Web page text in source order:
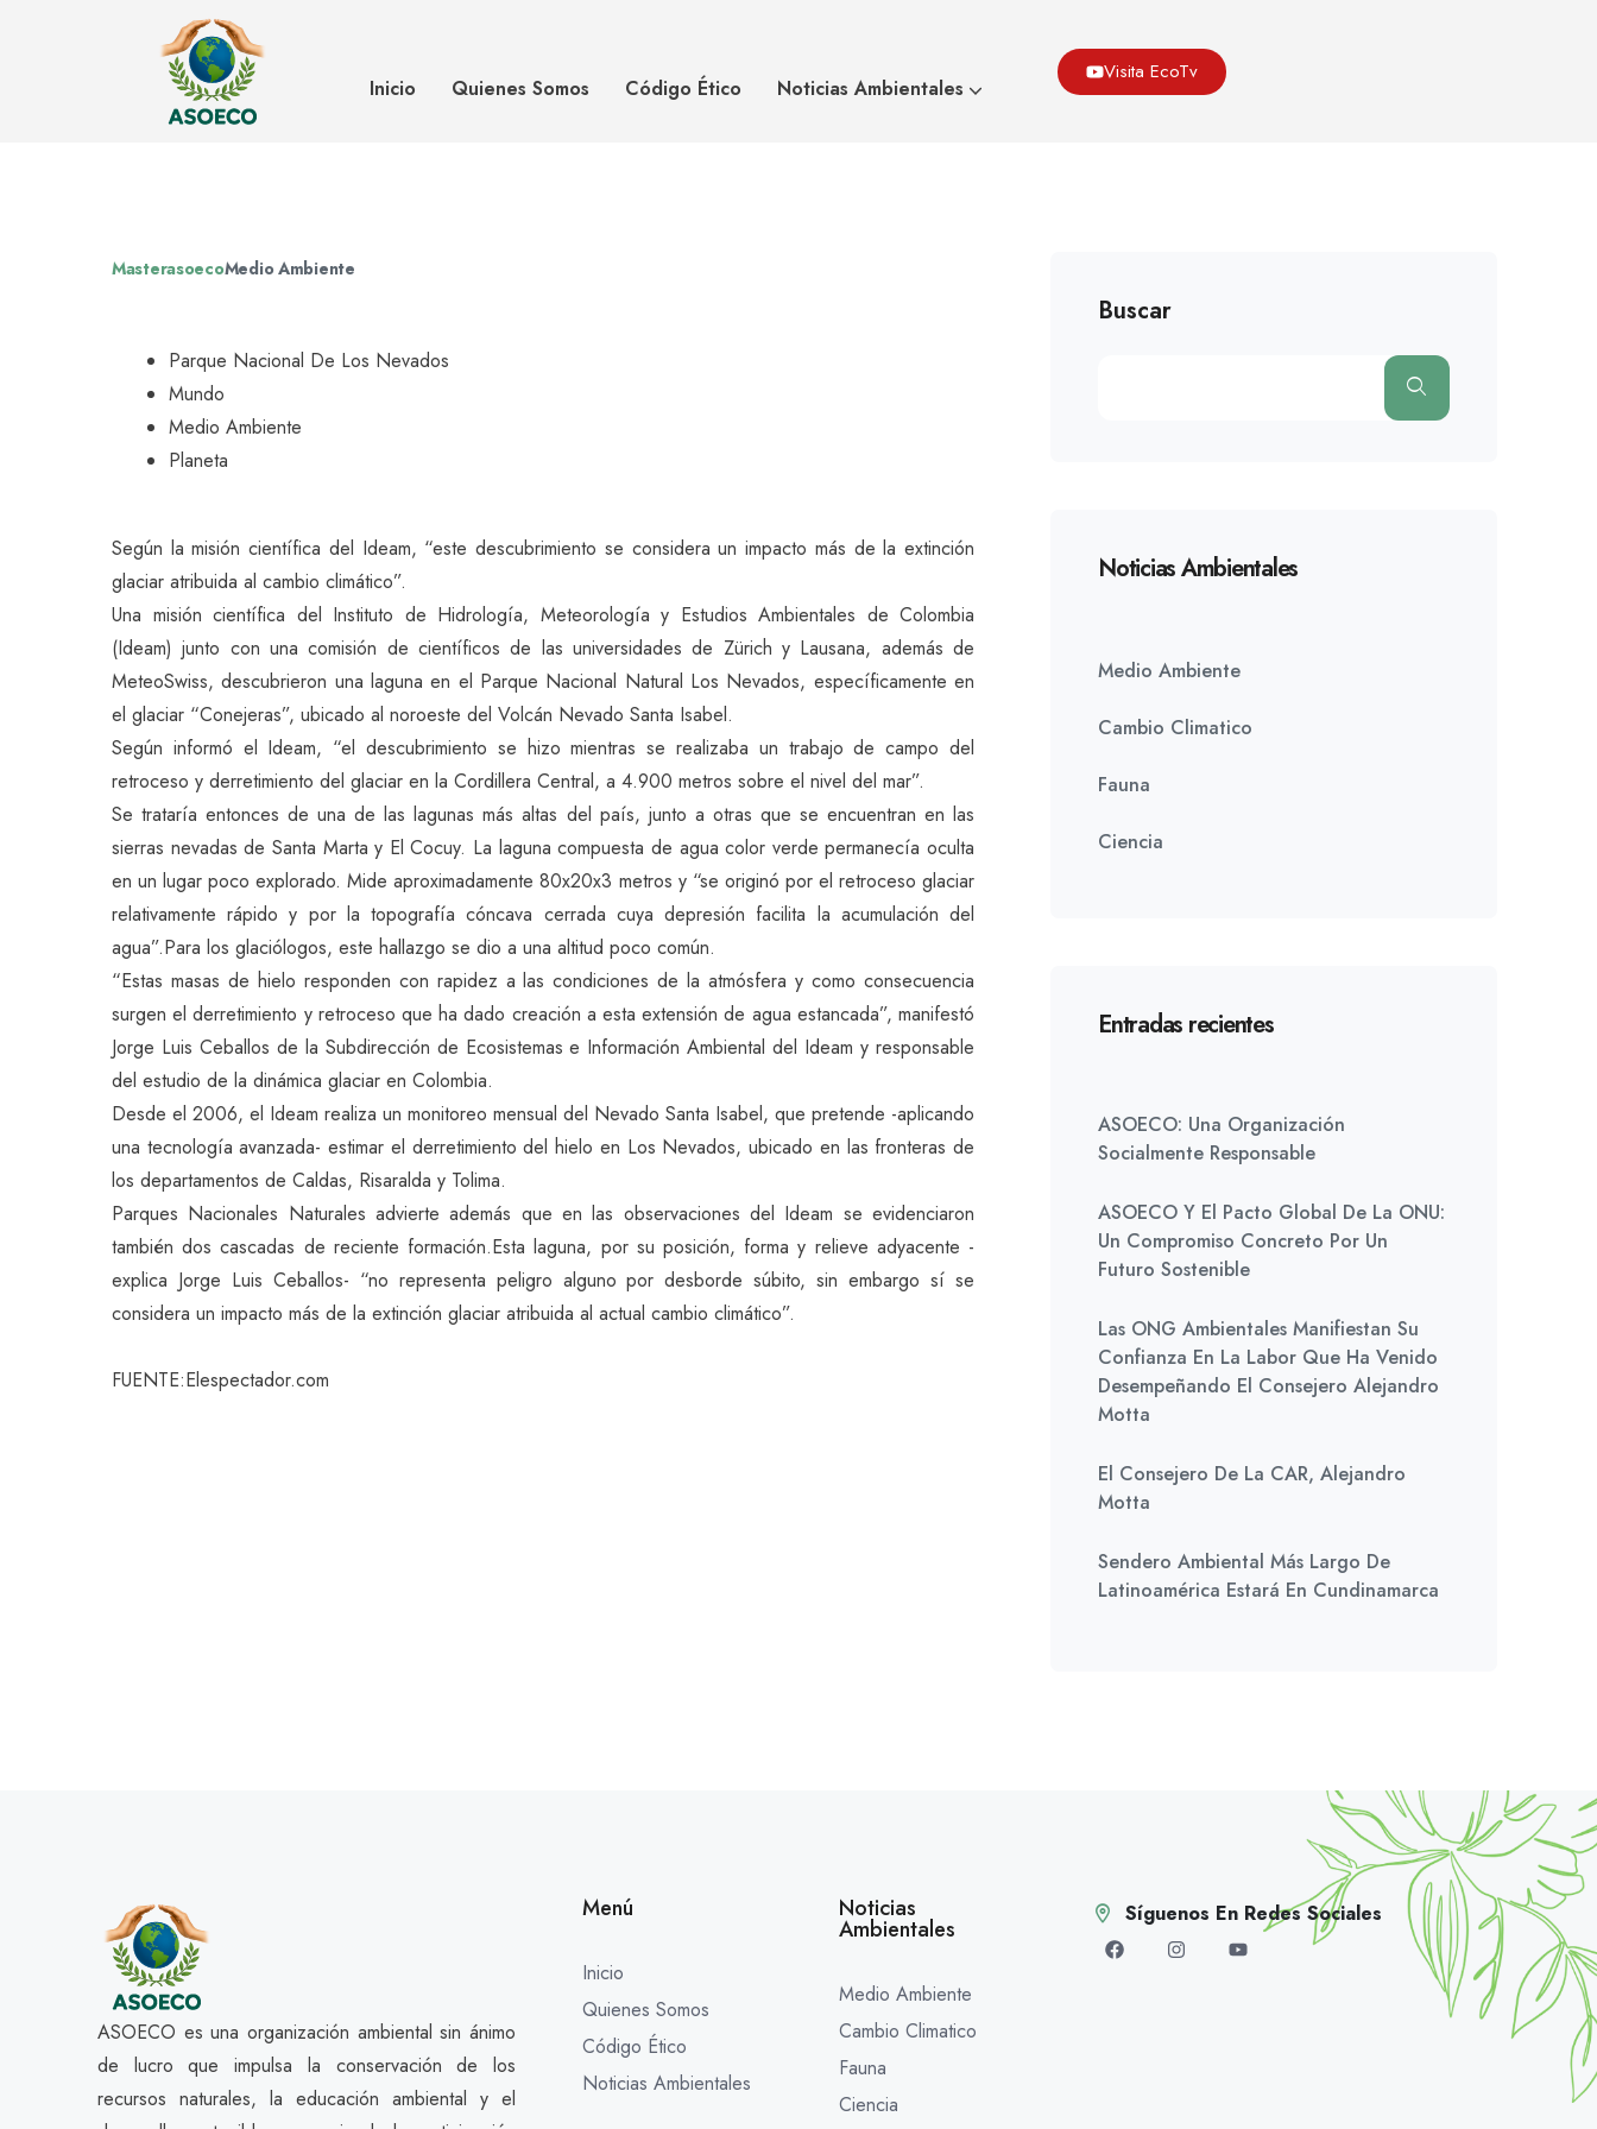
Inicio Quienes Somos Código Ético Noticias Ambientales
Visita EcoTv
Hallan laguna proglaciar en el Parque Nacional Los
Nevados
Hallan Laguna Proglaciar En El Parque Nacional Los Nevados
MasterasoecoMedio Ambiente
Parque Nacional De Los Nevados
Mundo
Medio Ambiente
Planeta
Según la misión científica del Ideam, “este descubrimiento se considera un impacto más de la extinción
glaciar atribuida al cambio climático”.
Una misión científica del Instituto de Hidrología, Meteorología y Estudios Ambientales de Colombia
(Ideam) junto con una comisión de científicos de las universidades de Zürich y Lausana, además de
MeteoSwiss, descubrieron una laguna en el Parque Nacional Natural Los Nevados, específicamente en
el glaciar “Conejeras”, ubicado al noroeste del Volcán Nevado Santa Isabel.
Según informó el Ideam, “el descubrimiento se hizo mientras se realizaba un trabajo de campo del
retroceso y derretimiento del glaciar en la Cordillera Central, a 4.900 metros sobre el nivel del mar”.
Se trataría entonces de una de las lagunas más altas del país, junto a otras que se encuentran en las
sierras nevadas de Santa Marta y El Cocuy. La laguna compuesta de agua color verde permanecía oculta
en un lugar poco explorado. Mide aproximadamente 80x20x3 metros y “se originó por el retroceso glaciar
relativamente rápido y por la topografía cóncava cerrada cuya depresión facilita la acumulación del
agua”.Para los glaciólogos, este hallazgo se dio a una altitud poco común.
“Estas masas de hielo responden con rapidez a las condiciones de la atmósfera y como consecuencia
surgen el derretimiento y retroceso que ha dado creación a esta extensión de agua estancada”, manifestó
Jorge Luis Ceballos de la Subdirección de Ecosistemas e Información Ambiental del Ideam y responsable
del estudio de la dinámica glaciar en Colombia.
Desde el 2006, el Ideam realiza un monitoreo mensual del Nevado Santa Isabel, que pretende -aplicando
una tecnología avanzada- estimar el derretimiento del hielo en Los Nevados, ubicado en las fronteras de
los departamentos de Caldas, Risaralda y Tolima.
Parques Nacionales Naturales advierte además que en las observaciones del Ideam se evidenciaron
también dos cascadas de reciente formación.Esta laguna, por su posición, forma y relieve adyacente -
explica Jorge Luis Ceballos- “no representa peligro alguno por desborde súbito, sin embargo sí se
considera un impacto más de la extinción glaciar atribuida al actual cambio climático”.
FUENTE:Elespectador.com
Buscar
Noticias Ambientales
Medio Ambiente
Cambio Climatico
Fauna
Ciencia
Entradas recientes
ASOECO: Una Organización
Socialmente Responsable
ASOECO Y El Pacto Global De La ONU:
Un Compromiso Concreto Por Un
Futuro Sostenible
Las ONG Ambientales Manifiestan Su
Confianza En La Labor Que Ha Venido
Desempeñando El Consejero Alejandro
Motta
El Consejero De La CAR, Alejandro
Motta
Sendero Ambiental Más Largo De
Latinoamérica Estará En Cundinamarca
ASOECO es una organización ambiental sin ánimo
de lucro que impulsa la conservación de los
recursos naturales, la educación ambiental y el
Menú
Inicio
Quienes Somos
Código Ético
Noticias Ambientales
Noticias
Ambientales
Medio Ambiente
Cambio Climatico
Fauna
Ciencia
Síguenos En Redes Sociales